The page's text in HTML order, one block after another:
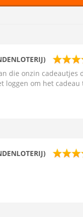
die onzin cadeautjes
om het cadeau